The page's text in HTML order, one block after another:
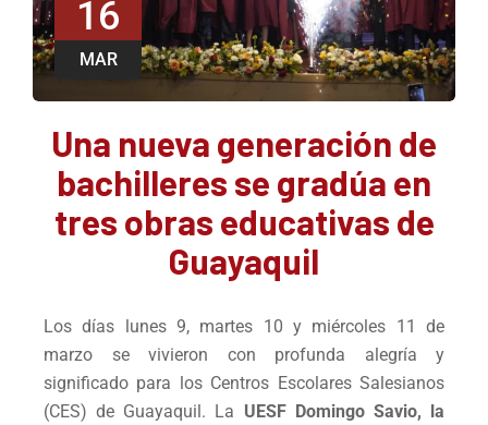
16
MAR
Una nueva generación de
bachilleres se gradúa en
tres obras educativas de
Guayaquil
Los días lunes 9, martes 10 y miércoles 11 de
marzo se vivieron con profunda alegría y
significado para los Centros Escolares Salesianos
(CES) de Guayaquil. La UESF Domingo Savio, la